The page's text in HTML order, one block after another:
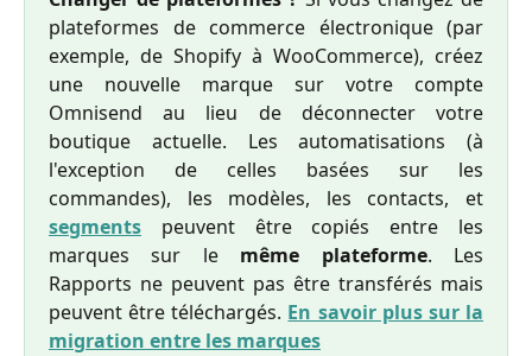
plateformes de commerce électronique (par
exemple, de Shopify à WooCommerce), créez
une nouvelle marque sur votre compte
Omnisend au lieu de déconnecter votre
boutique actuelle. Les automatisations (à
l'exception de celles basées sur les
commandes), les modèles, les contacts, et
segments peuvent être copiés entre les
marques sur le même plateforme. Les
Rapports ne peuvent pas être transférés mais
peuvent être téléchargés. En savoir plus sur la
migration entre les marques